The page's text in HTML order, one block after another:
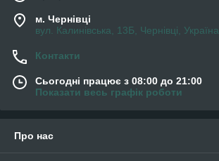
м. Чернівці
вул. Калинівська, 13Б, Чернівці, Україна
Контакти
Сьогодні працює з 08:00 до 21:00
Показати весь графік роботи
Про нас